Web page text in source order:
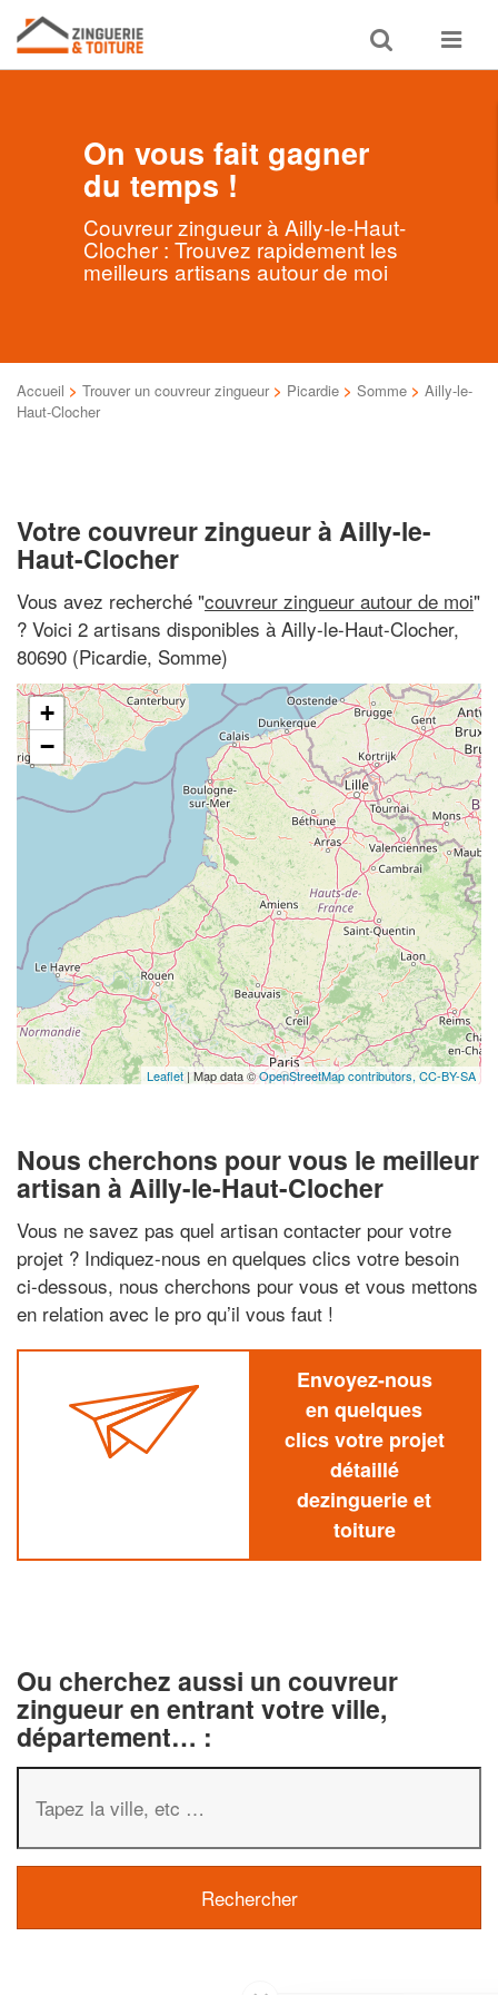
Toggle
search
Toggle
On vous fait gagner
du temps !
Couvreur zingueur à Ailly-le-Haut-
Clocher : Trouvez rapidement les
meilleurs artisans autour de moi
Accueil > Trouver un couvreur zingueur > Picardie > Somme > Ailly-le-
Haut-Clocher
Votre couvreur zingueur à Ailly-le-
Haut-Clocher
Vous avez recherché "couvreur zingueur autour de moi"
? Voici 2 artisans disponibles à Ailly-le-Haut-Clocher,
80690 (Picardie, Somme)
+
−
Leaflet | Map data ©OpenStreetMap contributors, CC-BY-SA
Nous cherchons pour vous le meilleur
artisan à Ailly-le-Haut-Clocher
Vous ne savez pas quel artisan contacter pour votre
projet ? Indiquez-nous en quelques clics votre besoin
ci-dessous, nous cherchons pour vous et vous mettons
en relation avec le pro qu’il vous faut !
Envoyez-nous
en quelques
clics votre projet
détaillé
dezinguerie et
toiture
Ou cherchez aussi un couvreur
zingueur en entrant votre ville,
département… :